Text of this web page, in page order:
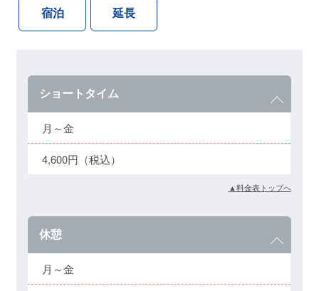
宿泊 延長
ショートタイム
月～金
4,600円（税込）
▲料金表トップへ
休憩
月～金